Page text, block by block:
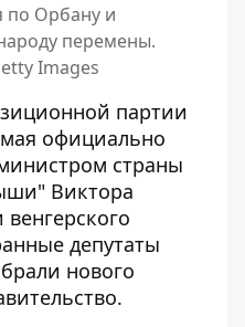
по Орбану и
перемены.
Images
партии
официально
страны
Виктора
депутаты
нового